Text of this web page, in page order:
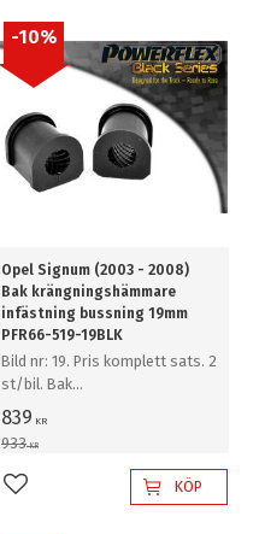
Opel Signum (2003 - 2008)
Bak krängningshämmare
infästning bussning 19mm
PFR66-519-19BLK
Bild nr: 19. Pris komplett sats. 2
st/bil. Bak
krängningshämmare
infästning bussning 19mm
839 KR
933KR
10%
Lägg till i favoriterKÖP